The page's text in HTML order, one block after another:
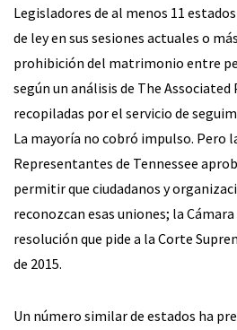
Legisladores de al menos 11
de ley en sus sesiones actuales o
prohibición del matrimonio entre
según un análisis de The Associated
recopiladas por el servicio de
La mayoría no cobró impulso. Pero
Representantes de Tennessee
permitir que ciudadanos y
reconozcan esas uniones; la
resolución que pide a la Corte
de 2015.
Un número similar de estados ha